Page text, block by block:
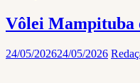
Vôlei Mampituba
24/05/202624/05/2026